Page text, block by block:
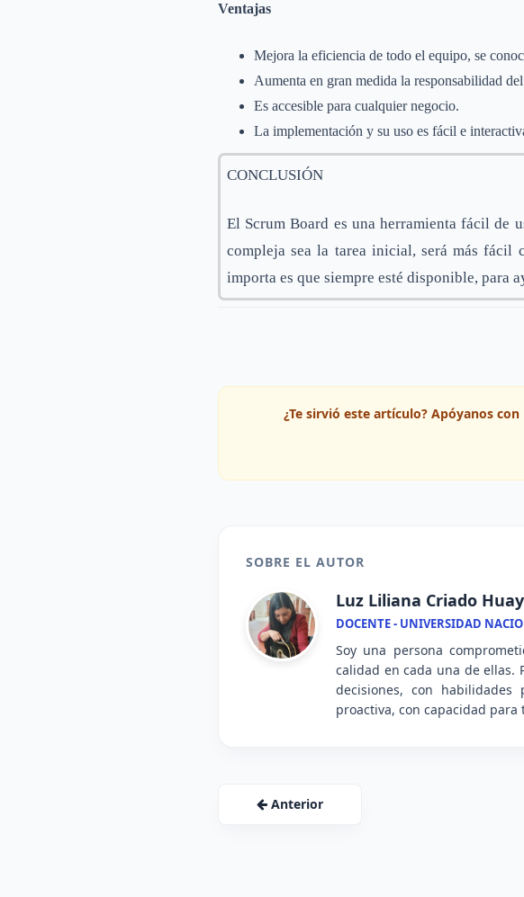
Ventajas
Mejora la eficiencia de todo el equipo, se
Aumenta en gran medida la responsabilidad
Es accesible para cualquier negocio.
La implementación y su uso es fácil e
CONCLUSIÓN
El Scrum Board es una herramienta fácil de
compleja sea la tarea inicial, será más fácil
importa es que siempre esté disponible, para
¿Te sirvió este artículo? Apóyanos
SOBRE EL AUTOR
Luz Liliana Criado
DOCENTE - UNIVERSIDAD
Soy una persona
calidad en cada una de ellas.
decisiones, con
proactiva, con capacidad
Anterior